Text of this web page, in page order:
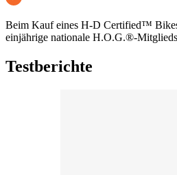
Beim Kauf eines H-D Certified™
einjährige nationale H.O.G.®-
Testberichte